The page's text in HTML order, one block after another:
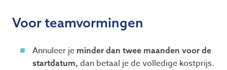
Voor teamvormingen
Annuleer je minder dan twee maanden voor de
startdatum, dan betaal je de volledige kostprijs.